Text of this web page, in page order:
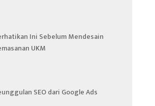
Ini Sebelum Mendesain
UKM
SEO dari Google Ads